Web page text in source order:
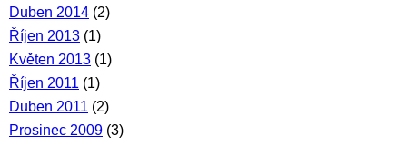
Duben 2014 (2)
Říjen 2013 (1)
Květen 2013 (1)
Říjen 2011 (1)
Duben 2011 (2)
Prosinec 2009 (3)